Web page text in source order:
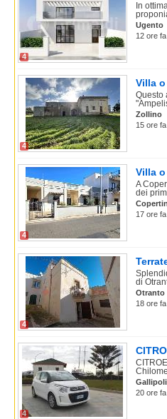
4
In
Ugento
12 ore
4
Villa
Questo
Zollino
15 ore
4
Villa
A
dei
17 ore
4
di
Otranto
18 ore
4
Gallipoli
20 ore